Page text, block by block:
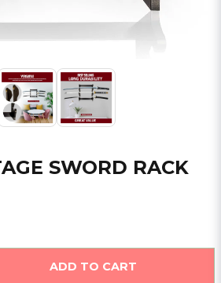
SWORD RACK
ADD TO CART